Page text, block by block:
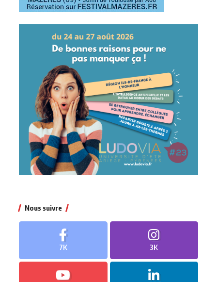
Nous suivre
7K 3K